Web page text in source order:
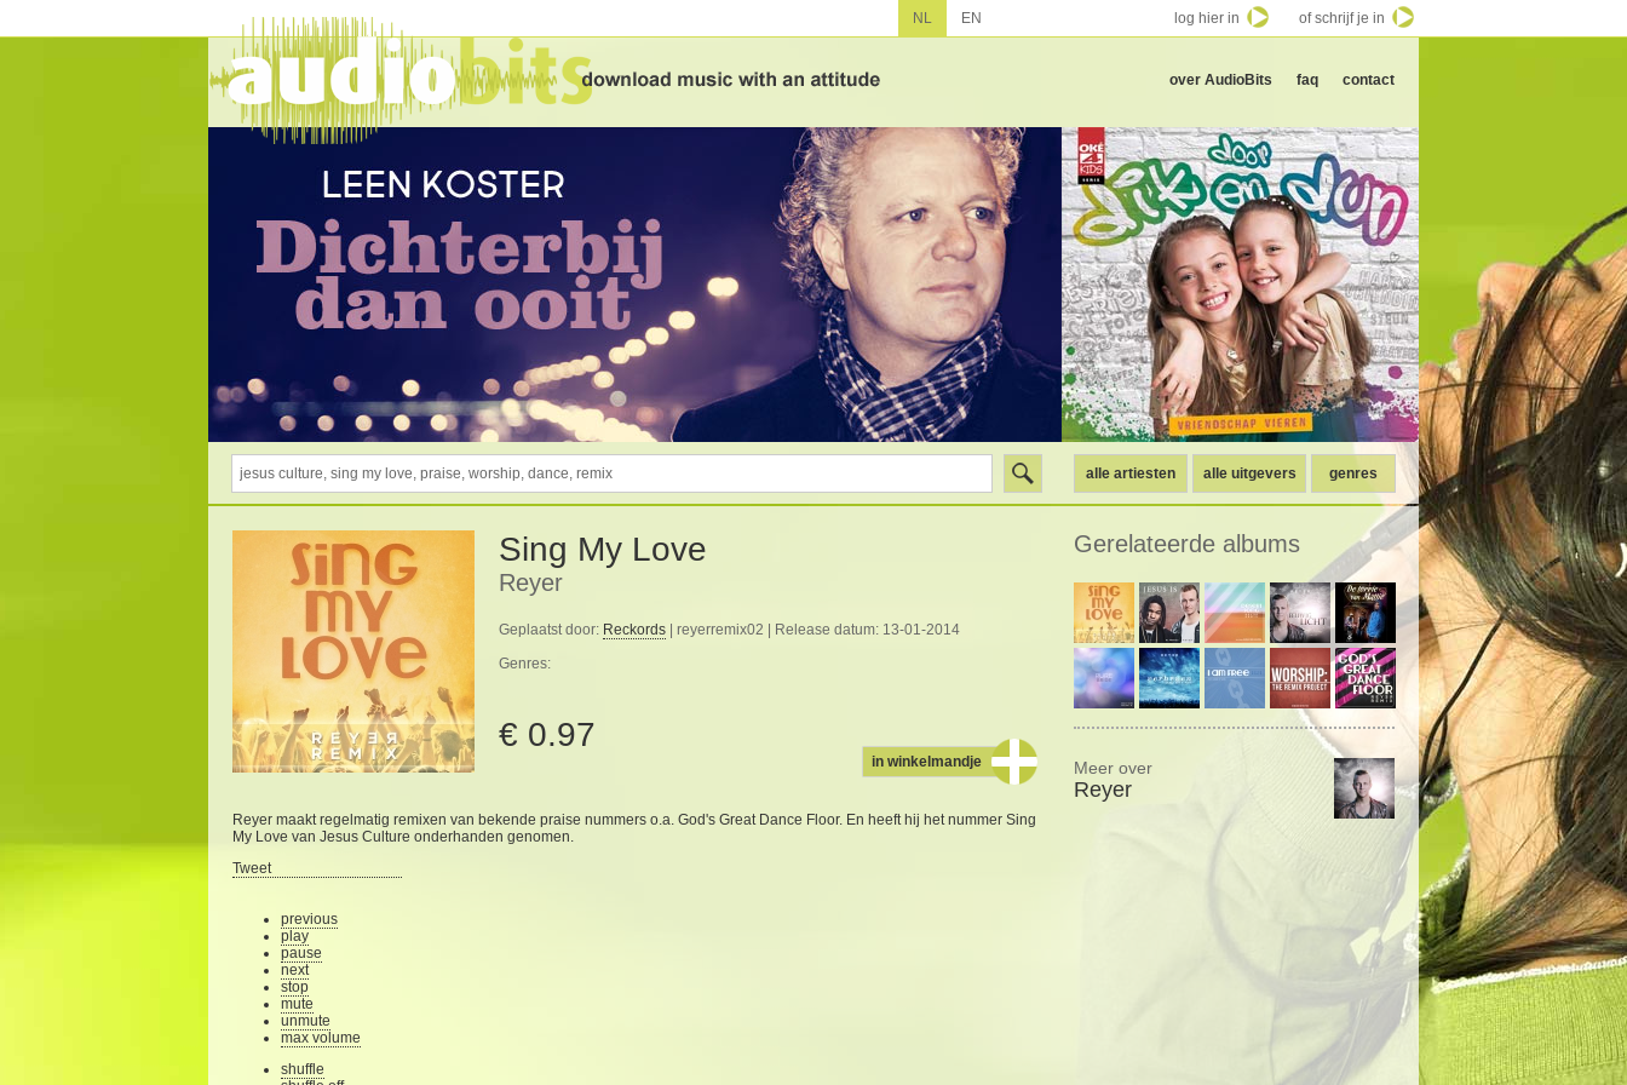
over AudioBits faq contact
alle artiesten alle uitgevers genres
Sing My Love
Reyer
Geplaatst door: Reckords | reyerremix02 | Release datum: 13-01-2014
Genres:
€ 0.97
in winkelmandje
Reyer maakt regelmatig remixen van bekende praise nummers o.a. God's Great Dance Floor. En heeft hij het nummer Sing
My Love van Jesus Culture onderhanden genomen.
Tweet
previous
play
pause
next
stop
mute
unmute
max volume
shuffle
Gerelateerde albums
Meer over
Reyer
NL EN log hier in of schrijf je in